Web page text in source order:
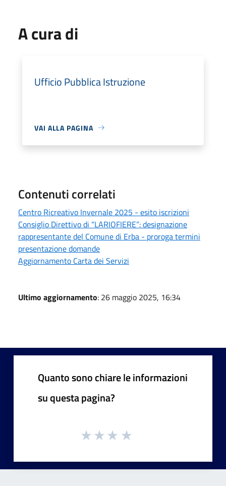
A cura di
Ufficio Pubblica Istruzione
VAI ALLA PAGINA
Contenuti correlati
Centro Ricreativo Invernale 2025 - esito iscrizioni
Consiglio Direttivo di “LARIOFIERE”: designazione
rappresentante del Comune di Erba - proroga termini
presentazione domande
Aggiornamento Carta dei Servizi
Ultimo aggiornamento: 26 maggio 2025, 16:34
Quanto sono chiare le informazioni
su questa pagina?